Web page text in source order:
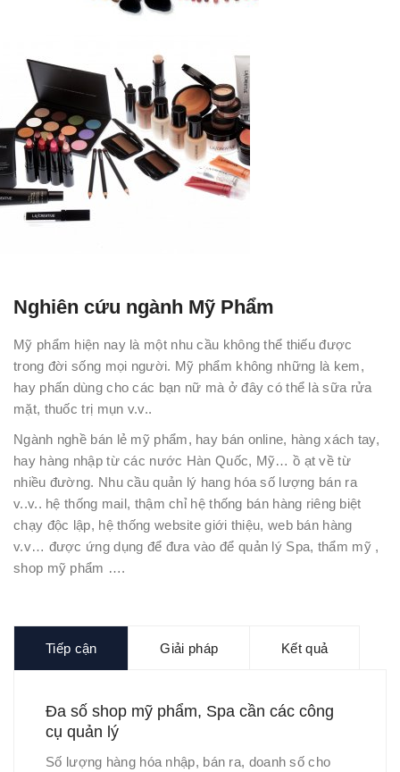
Nghiên cứu ngành Mỹ Phẩm
Mỹ phẩm hiện nay là một nhu cầu không thể thiếu được
trong đời sống mọi người. Mỹ phẩm không những là kem,
hay phấn dùng cho các bạn nữ mà ở đây có thể là sữa rửa
mặt, thuốc trị mụn v.v..
Ngành nghề bán lẻ mỹ phẩm, hay bán online, hàng xách tay,
hay hàng nhập từ các nước Hàn Quốc, Mỹ… ồ ạt về từ
nhiều đường. Nhu cầu quản lý hang hóa số lượng bán ra
v..v.. hệ thống mail, thậm chỉ hệ thống bán hàng riêng biệt
chạy độc lập, hệ thống website giới thiệu, web bán hàng
v.v… được ứng dụng để đưa vào để quản lý Spa, thẩm mỹ ,
shop mỹ phẩm ….
Tiếp cận Giải pháp Kết quả
Đa số shop mỹ phẩm, Spa cần các công
cụ quản lý
Số lượng hàng hóa nhập, bán ra, doanh số cho